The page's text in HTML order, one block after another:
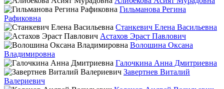
Гильманова Регина
Рафиковна
Станкевич Елена Васильевна
Астахов Эраст Павлович
Волошина Оксана
Владимировна
Галочкина Анна Дмитриевна
Завертнев Виталий
Валериевич